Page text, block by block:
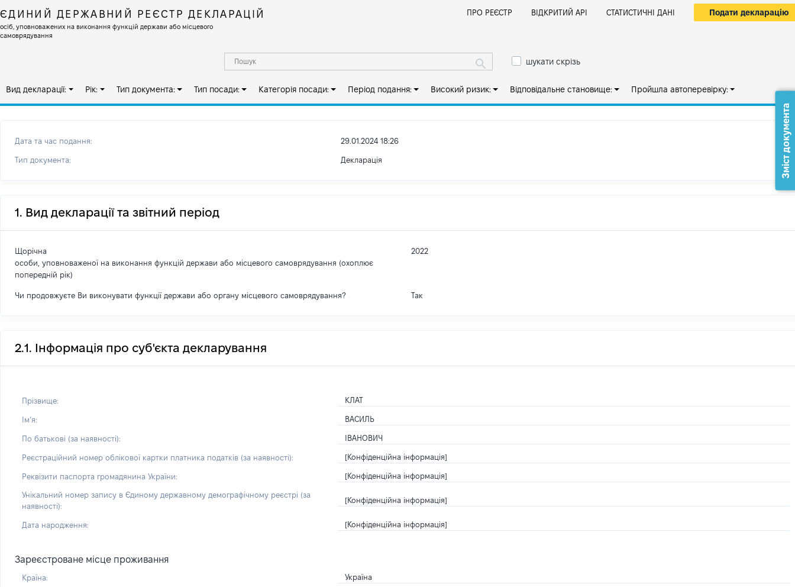
ЄДИНИЙ ДЕРЖАВНИЙ РЕЄСТР ДЕКЛАРАЦІЙ
осіб, уповноважених на виконання функцій держави або місцевого
самоврядування
ПРО РЕЄСТР ВІДКРИТИЙ АРІ СТАТИСТИЧНІ ДАНІ Подати декларацію
шукати скрізь
Вид декларації: Рік: Тип документа: Тип посади: Категорія посади: Період подання: Високий ризик: Відповідальне становище: Пройшла автоперевірку:
Дата та час подання: 29.01.2024 18:26
Тип документа: Декларація
1. Вид декларації та звітний період
Щорічна
особи, уповноваженої на виконання функцій держави або місцевого самоврядування (охоплює
попередній рік)
2022
Чи продовжуєте Ви виконувати функції держави або органу місцевого самоврядування? Так
2.1. Інформація про суб'єкта декларування
Прізвище: КЛАТ
Імʼя: ВАСИЛЬ
По батькові (за наявності): ІВАНОВИЧ
Реєстраційний номер облікової картки платника податків (за наявності): [Конфіденційна інформація]
Реквізити паспорта громадянина України: [Конфіденційна інформація]
Унікальний номер запису в Єдиному державному демографічному реєстрі (за
наявності):
[Конфіденційна інформація]
Дата народження: [Конфіденційна інформація]
Зареєстроване місце проживання
Країна: Україна
Зміст документа